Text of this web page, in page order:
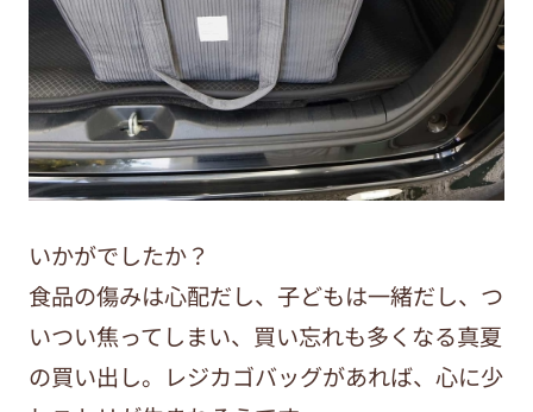
いかがでしたか？
食品の傷みは心配だし、子どもは一緒だし、つ
いつい焦ってしまい、買い忘れも多くなる真夏
の買い出し。レジカゴバッグがあれば、心に少